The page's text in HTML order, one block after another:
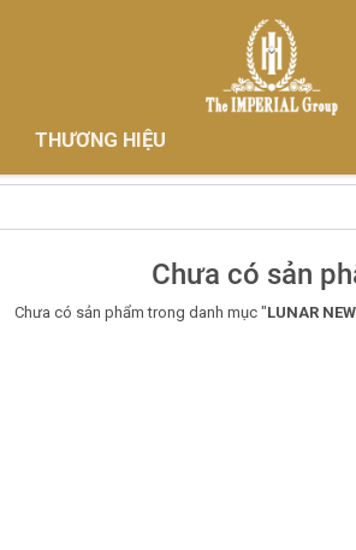
THƯƠNG HIỆU
Chưa có sản
Chưa có sản phẩm trong danh mục "LUNAR